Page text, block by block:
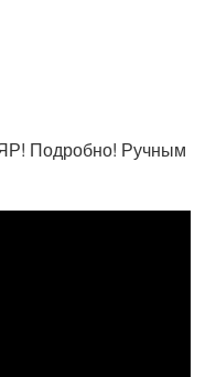
Подробно! Ручным